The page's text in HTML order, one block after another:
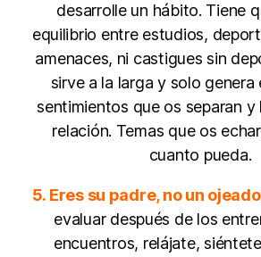
desarrolle un hábito. Tiene
equilibrio entre estudios,
amenaces, ni castigues sin
sirve a la larga y solo genera
sentimientos que os separan y
relación. Temas que os
cuanto pueda.
5. Eres su padre, no un
evaluar después de los
encuentros, relájate,